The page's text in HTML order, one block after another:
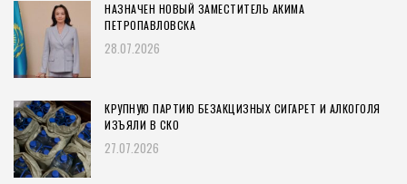
НАЗНАЧЕН НОВЫЙ ЗАМЕСТИТЕЛЬ АКИМА
ПЕТРОПАВЛОВСКА
28.07.2026
КРУПНУЮ ПАРТИЮ БЕЗАКЦИЗНЫХ СИГАРЕТ И АЛКОГОЛЯ
ИЗЪЯЛИ В СКО
27.07.2026